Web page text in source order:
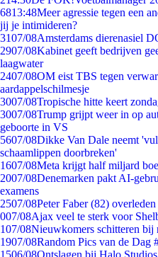
6813:48Meer agressie tegen een
jij je intimideren?
3107/08Amsterdams dierenasiel
2907/08Kabinet geeft bedrijven
laagwater
2407/08OM eist TBS tegen
aardappelschilmesje
3007/08Tropische hitte keert
3007/08Trump grijpt weer in op
geboorte in VS
5607/08Dikke Van Dale neemt
schaamlippen doorbreken'
1607/08Meta krijgt half miljard
2007/08Denemarken pakt AI-
examens
2507/08Peter Faber (82) overleden
007/08Ajax veel te sterk voor
107/08Nieuwkomers schitteren bij
1907/08Random Pics van de Dag
1506/08Ontslagen bij Halo